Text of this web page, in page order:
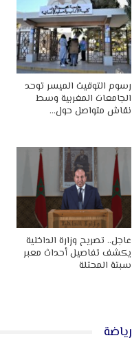
رسوم التوقيت الميسر توحد
الجامعات المغربية وسط
نقاش متواصل حول…
عاجل.. تصريح وزارة الداخلية
يكشف تفاصيل أحداث معبر
سبتة المحتلة
رياضة